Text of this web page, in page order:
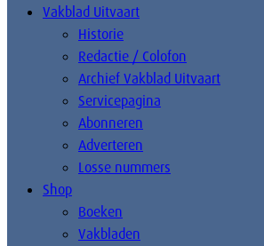
Vakblad Uitvaart
Historie
Redactie / Colofon
Archief Vakblad Uitvaart
Servicepagina
Abonneren
Adverteren
Losse nummers
Shop
Boeken
Vakbladen